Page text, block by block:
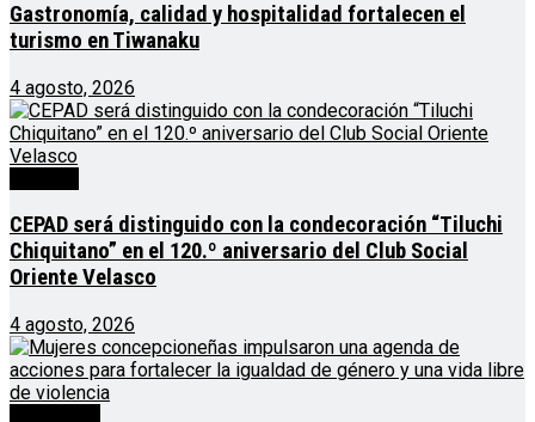
Gastronomía, calidad y hospitalidad fortalecen el
turismo en Tiwanaku
4 agosto, 2026
CEPAD será distinguido con la condecoración “Tiluchi
Chiquitano” en el 120.º aniversario del Club Social
Oriente Velasco
4 agosto, 2026